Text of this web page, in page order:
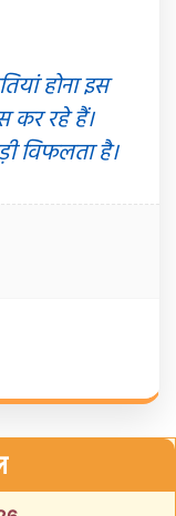
होना इस
कर रहे हैं।
विफलता है।